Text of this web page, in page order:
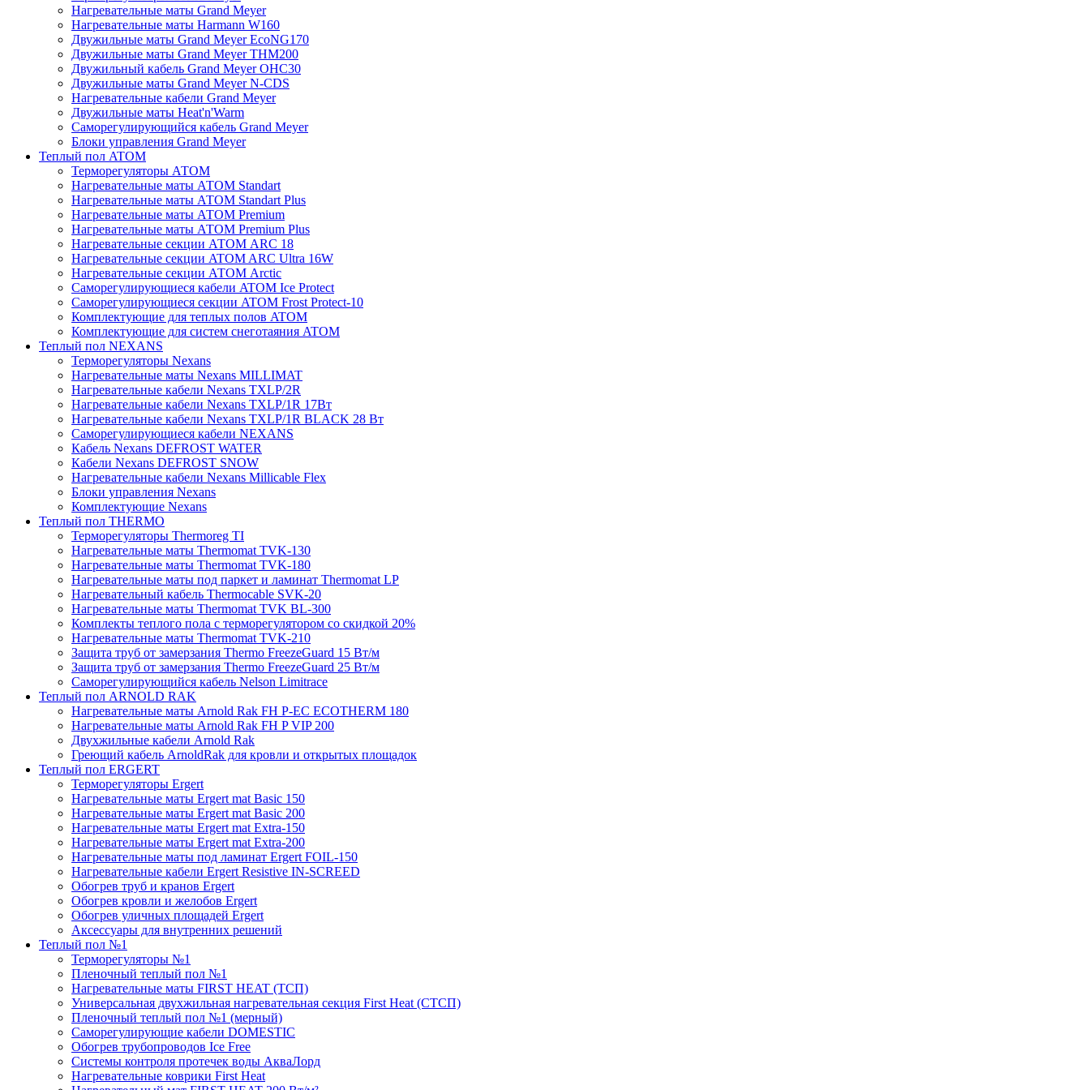
Нагревательные маты Grand Meyer
Нагревательные маты Harmann W160
Двужильные маты Grand Meyer EcoNG170
Двужильные маты Grand Meyer THM200
Двужильный кабель Grand Meyer OHC30
Двужильные маты Grand Meyer N-CDS
Нагревательные кабели Grand Meyer
Двужильные маты Heat'n'Warm
Саморегулирующийся кабель Grand Meyer
Блоки управления Grand Meyer
Теплый пол ATOM
Терморегуляторы АТОМ
Нагревательные маты АТОМ Standart
Нагревательные маты АТОМ Standart Plus
Нагревательные маты АТОМ Premium
Нагревательные маты АТОМ Premium Plus
Нагревательные секции АТОМ ARC 18
Нагревательные секции ATOM ARC Ultra 16W
Нагревательные секции АТОМ Arctic
Саморегулирующиеся кабели ATOM Ice Protect
Саморегулирующиеся секции ATOM Frost Protect-10
Комплектующие для теплых полов ATOM
Комплектующие для систем снеготаяния ATOM
Теплый пол NEXANS
Терморегуляторы Nexans
Нагревательные маты Nexans MILLIMAT
Нагревательные кабели Nexans TXLP/2R
Нагревательные кабели Nexans TXLP/1R 17Вт
Нагревательные кабели Nexans TXLP/1R BLACK 28 Вт
Саморегулирующиеся кабели NEXANS
Кабель Nexans DEFROST WATER
Кабели Nexans DEFROST SNOW
Нагревательные кабели Nexans Millicable Flex
Блоки управления Nexans
Комплектующие Nexans
Теплый пол THERMO
Терморегуляторы Thermoreg TI
Нагревательные маты Thermomat TVK-130
Нагревательные маты Thermomat TVK-180
Нагревательные маты под паркет и ламинат Thermomat LP
Нагревательный кабель Thermocable SVK-20
Нагревательные маты Thermomat TVK BL-300
Комплекты теплого пола с терморегулятором со скидкой 20%
Нагревательные маты Thermomat TVK-210
Защита труб от замерзания Thermo FreezeGuard 15 Вт/м
Защита труб от замерзания Thermo FreezeGuard 25 Вт/м
Саморегулирующийся кабель Nelson Limitrace
Теплый пол ARNOLD RAK
Нагревательные маты Arnold Rak FH P-EC ECOTHERM 180
Нагревательные маты Arnold Rak FH P VIP 200
Двухжильные кабели Arnold Rak
Греющий кабель ArnoldRak для кровли и открытых площадок
Теплый пол ERGERT
Терморегуляторы Ergert
Нагревательные маты Ergert mat Basic 150
Нагревательные маты Ergert mat Basic 200
Нагревательные маты Ergert mat Extra-150
Нагревательные маты Ergert mat Extra-200
Нагревательные маты под ламинат Ergert FOIL-150
Нагревательные кабели Ergert Resistive IN-SCREED
Обогрев труб и кранов Ergert
Обогрев кровли и желобов Ergert
Обогрев уличных площадей Ergert
Аксессуары для внутренних решений
Теплый пол №1
Терморегуляторы №1
Пленочный теплый пол №1
Нагревательные маты FIRST HEAT (ТСП)
Универсальная двухжильная нагревательная секция First Heat (СТСП)
Пленочный теплый пол №1 (мерный)
Саморегулирующие кабели DOMESTIC
Обогрев трубопроводов Ice Free
Системы контроля протечек воды АкваЛорд
Нагревательные коврики First Heat